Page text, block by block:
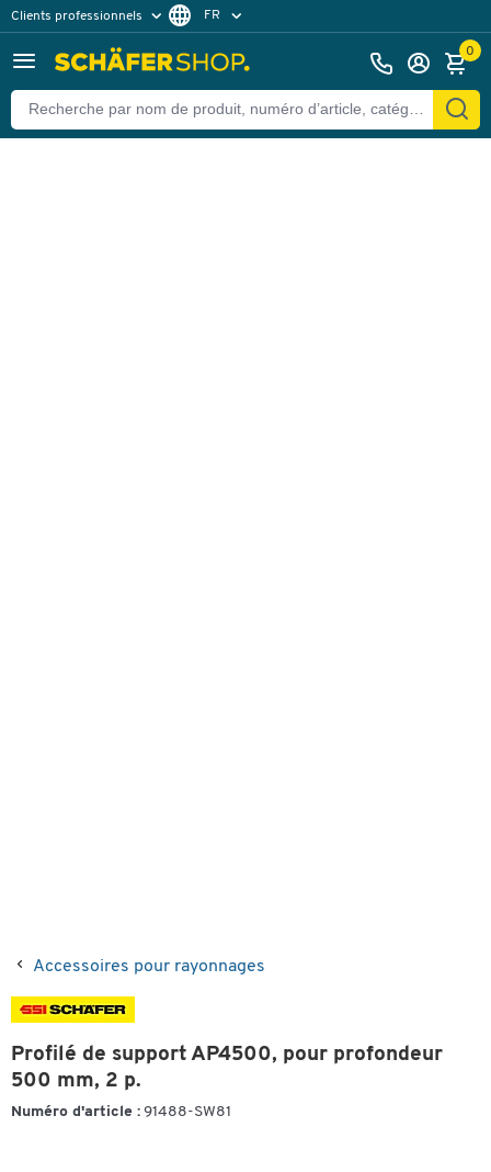
Clients professionnels
Clients particuliers
FR
0
Accessoires pour rayonnages
Profilé de support AP4500, pour profondeur
500 mm, 2 p.
Numéro d'article : 91488-SW81
Retour